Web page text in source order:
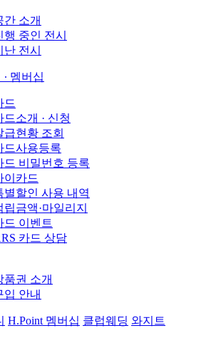
간 소개
행 중인 전시
난 전시
∙ 멤버십
드
드소개 · 신청
급현황 조회
드사용등록
드 비밀번호 등록
이카드
별할인 사용 내역
립금액·마일리지
드 이벤트
카드 상담
품권 소개
입 안내
H.Point 멤버십 클럽웨딩 와지트